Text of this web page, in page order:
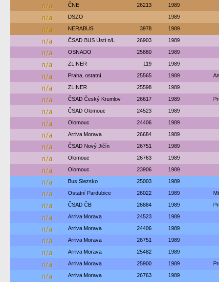
n/a ČNE 26213 1989
n/a DSZO 1989
n/a NERABUS 3978 1989
n/a ČSAD BUS Ústí n/L 26903 1989
n/a OSNADO 25880 1989
n/a ZLINER 119 1989
n/a Praha, ostatní 25565 1989
n/a ZLINER 25598 1989
n/a ČSAD Český Krumlov 26617 1989
n/a ČSAD Olomouc 24523 1989
n/a Olomouc 24406 1989
n/a Arriva Morava 26684 1989
n/a ČSAD Nový Jičín 26751 1989
n/a Olomouc 26763 1989
n/a Olomouc 23906 1989
n/a Bus Slezsko 25003 1989
n/a Ostatní Pardubice 26022 1989
n/a ČSAD ČB 26884 1989
n/a Arriva Morava 24523 1989
n/a Arriva Morava 24406 1989
n/a Arriva Morava 26751 1989
n/a Arriva Morava 25482 1989
n/a Arriva Morava 25900 1989
n/a Arriva Morava 26763 1989